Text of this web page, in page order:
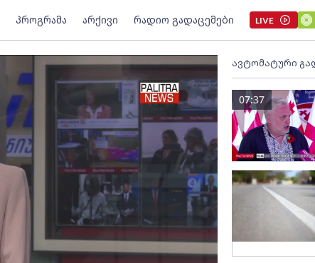
პროგრამა არქივი რადიო გადაცემები LIVE
ავტომატური
07:37